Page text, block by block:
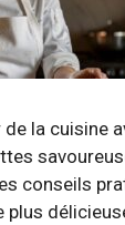
la cuisine
conseils
plus